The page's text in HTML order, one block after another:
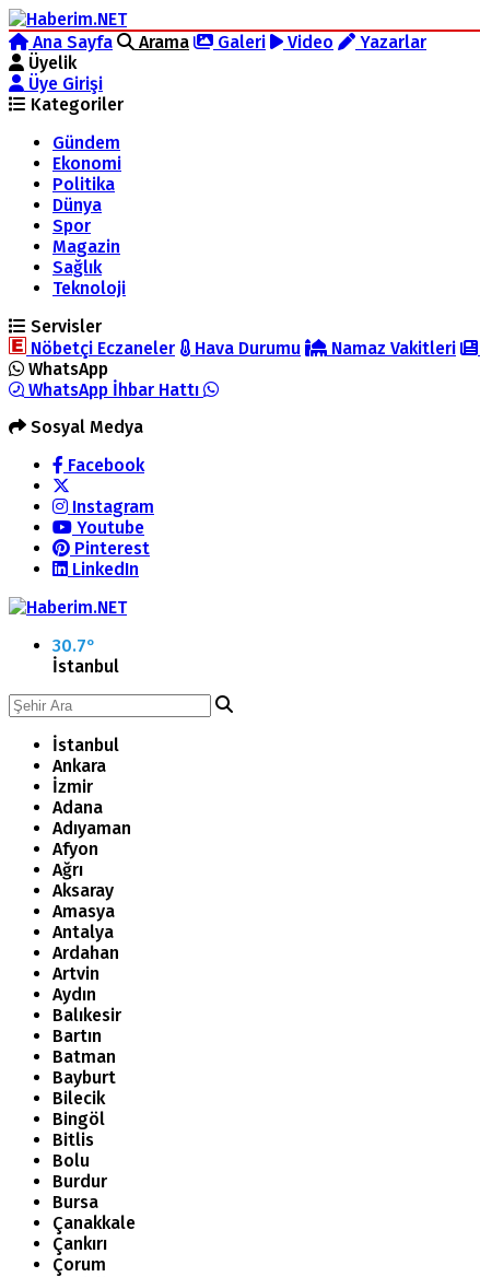
Ana Sayfa Arama Galeri Video
Yazarlar
Üyelik
Üye Girişi
Kategoriler
Gündem
Ekonomi
Politika
Dünya
Spor
Magazin
Sağlık
Teknoloji
Servisler
Nöbetçi Eczaneler
Hava Durumu Namaz Vakitleri
WhatsApp
WhatsApp İhbar Hattı
Sosyal Medya
Facebook
Instagram
Youtube
Pinterest
LinkedIn
30.7°
İstanbul
İstanbul
Ankara
İzmir
Adana
Adıyaman
Afyon
Ağrı
Aksaray
Amasya
Antalya
Ardahan
Artvin
Aydın
Balıkesir
Bartın
Batman
Bayburt
Bilecik
Bingöl
Bitlis
Bolu
Burdur
Bursa
Çanakkale
Çankırı
Çorum